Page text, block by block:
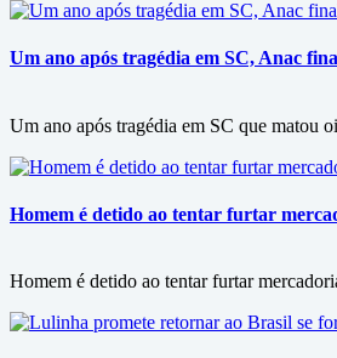
Um ano após tragédia em SC, Anac
Um ano após tragédia em SC que matou
Homem é detido ao tentar furtar
Homem é detido ao tentar furtar